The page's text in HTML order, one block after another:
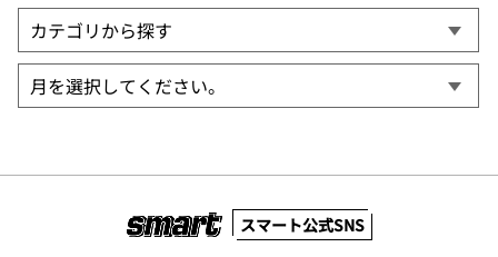
スマート公式SNS